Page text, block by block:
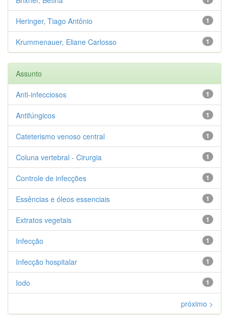
1
Heringer, Tiago Antônio
1
Krummenauer, Eliane Carlosso
Assunto
1
Anti-infecciosos
1
Antifúngicos
1
Cateterismo venoso central
1
Coluna vertebral - Cirurgia
1
Controle de infecções
1
Essências e óleos essenciais
1
Extratos vegetais
1
Infecção
1
Infecção hospitalar
1
Iodo
próximo >